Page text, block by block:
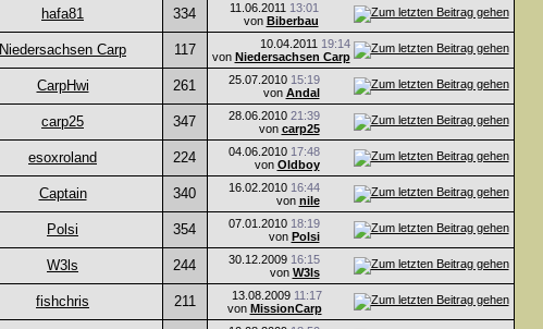
hafa81 334 11.06.2011 13:01
von Biberbau
Niedersachsen Carp 117 10.04.2011 19:14
von Niedersachsen Carp
CarpHwi 261 25.07.2010 15:19
von Andal
carp25 347 28.06.2010 21:39
von carp25
esoxroland 224 04.06.2010 17:48
von Oldboy
Captain 340 16.02.2010 16:44
von nile
Polsi 354 07.01.2010 18:19
von Polsi
W3ls 244 30.12.2009 16:15
von W3ls
fishchris 211 13.08.2009 11:17
von MissionCarp